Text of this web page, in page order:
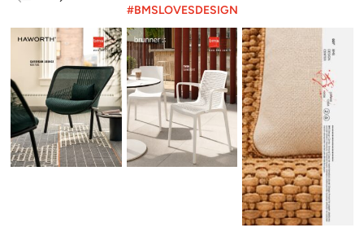
#BMSLOVESDESIGN